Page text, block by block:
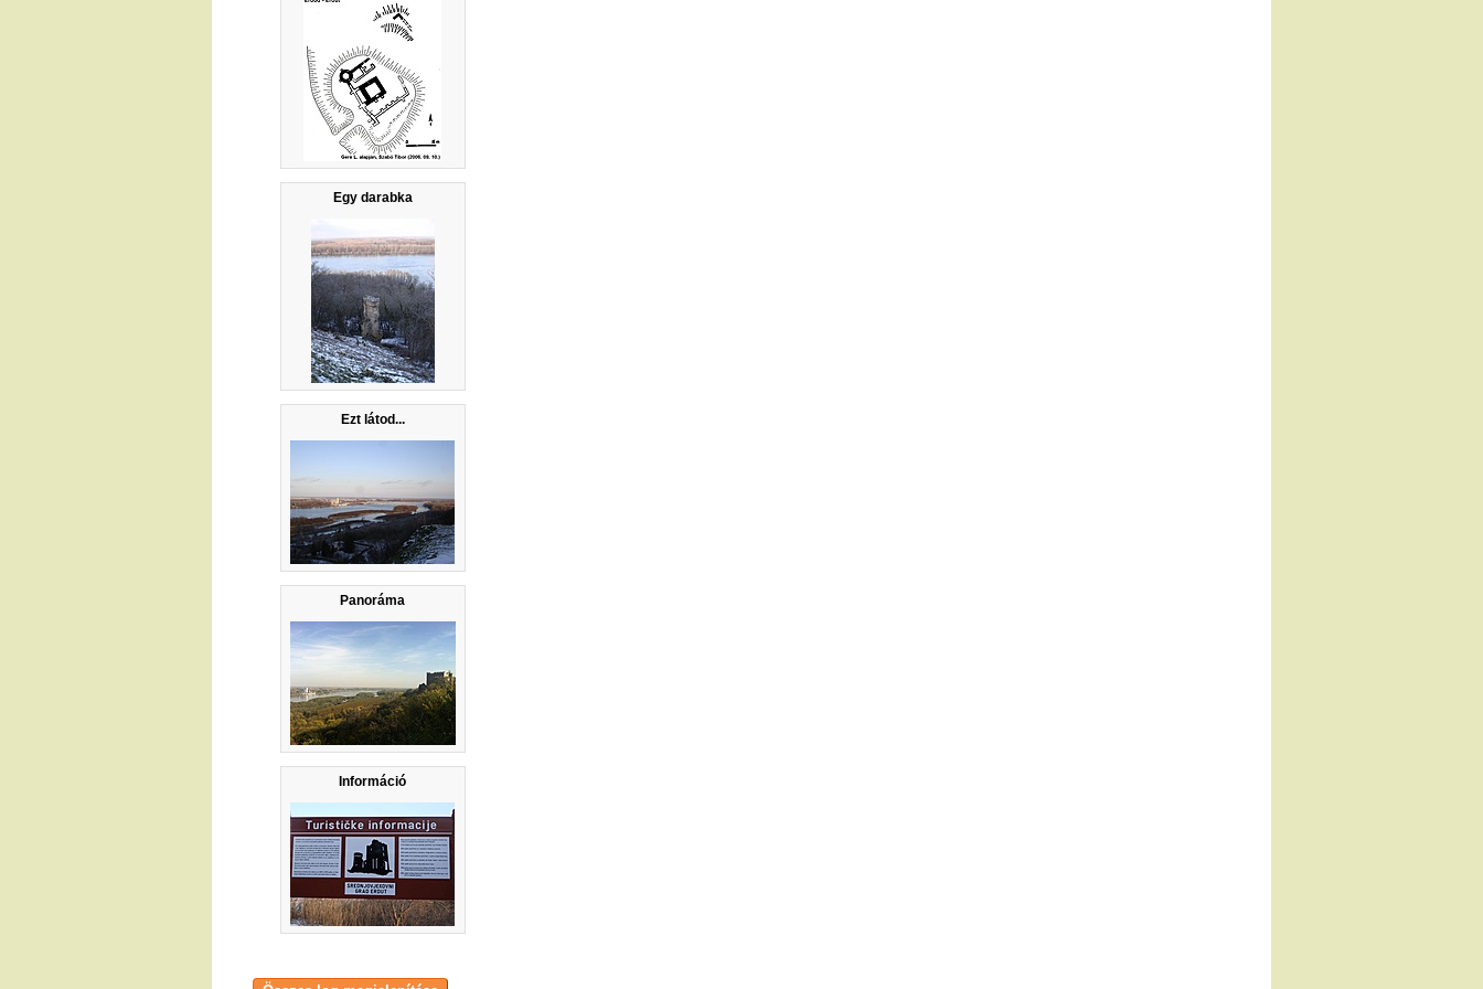
Egy darabka
Ezt látod...
Panoráma
Információ